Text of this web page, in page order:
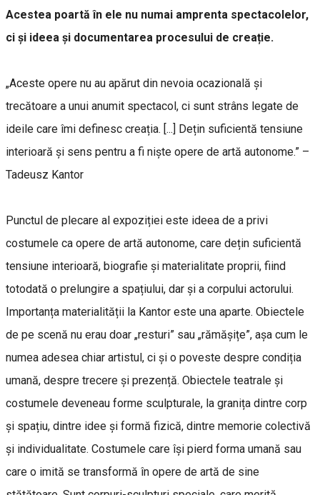
Acestea poartă în ele nu numai amprenta spectacolelor,
ci și ideea și documentarea procesului de creație.
„Aceste opere nu au apărut din nevoia ocazională și
trecătoare a unui anumit spectacol, ci sunt strâns legate de
ideile care îmi definesc creația. [...] Dețin suficientă tensiune
interioară și sens pentru a fi niște opere de artă autonome.” –
Tadeusz Kantor
Punctul de plecare al expoziției este ideea de a privi
costumele ca opere de artă autonome, care dețin suficientă
tensiune interioară, biografie și materialitate proprii, fiind
totodată o prelungire a spațiului, dar și a corpului actorului.
Importanța materialității la Kantor este una aparte. Obiectele
de pe scenă nu erau doar „resturi” sau „rămășițe”, așa cum le
numea adesea chiar artistul, ci și o poveste despre condiția
umană, despre trecere și prezență. Obiectele teatrale și
costumele deveneau forme sculpturale, la granița dintre corp
și spațiu, dintre idee și formă fizică, dintre memorie colectivă
și individualitate. Costumele care își pierd forma umană sau
care o imită se transformă în opere de artă de sine